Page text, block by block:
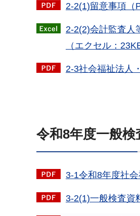
2-2(1)留意事項（
2-2(2)会計監査人
（エクセル：
2-3社会福祉法人
令和8年度一般
3-1令和8年度社
3-2(1)一般検査資